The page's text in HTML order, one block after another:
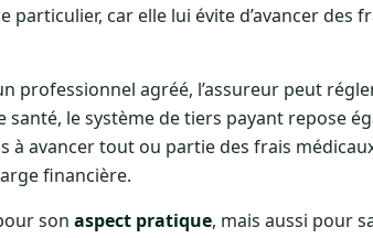
car elle lui évite d’avancer des
professionnel agréé, l’assureur peut
le système de tiers payant repose
à avancer tout ou partie des frais
financière.
son aspect pratique, mais aussi pour